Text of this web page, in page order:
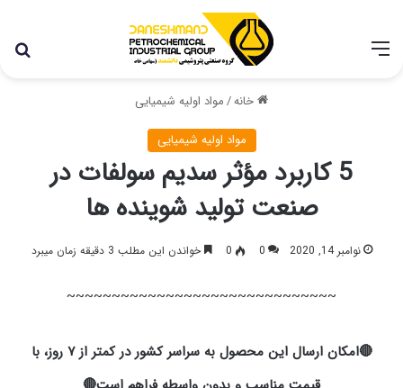
خانه/مواد اولیه شیمیایی
مواد اولیه شیمیایی
5 کاربرد مؤثر سدیم سولفات در
صنعت تولید شوینده‌ ها
نوامبر 14, 2020 0
0 خواندن این مطلب 3 دقیقه زمان میبرد
~~~~~~~~~~~~~~~~~~~~~~~~~~~~~~
🔴امکان ارسال این محصول به سراسر کشور در کمتر از ۷ روز، با
با توجه به شرایط اخیر در کشور، مجموعه پتروشیمی دانشمند
همچنان با تمام توان در حال فعالیت می باشد.